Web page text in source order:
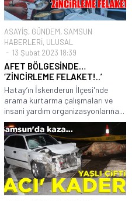
ASAYİŞ, GÜNDEM, SAMSUN
HABERLERİ, ULUSAL
13 Şubat 2023 18:39
AFET BÖLGESİNDE…
‘ZİNCİRLEME FELAKET!..’
Hatay’ın İskenderun İlçesi'nde
arama kurtarma çalışmaları ve
insani yardım organizasyonlarına...